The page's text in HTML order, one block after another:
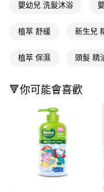
結帳頁面，進行簡訊認證並
３．收到繳費通知簡訊後14
購買商品的店家。未經商家
※ 交易是否成功請以「
是否繳費成功／繳費後需取
https://
【注意事項】
１．透過由恩沛科技股份有
易，需依本服務之必要範圍
權轉讓予恩沛科技股份有限
２．關於個人資料處理事宜
https://aftee.tw/terms/#terms3
３．未成年的使用者請事先
付款後全家取貨
每筆NT$65，滿NT$490(
付款後萊爾富取貨
7-11取貨付款
每筆NT$65，滿NT$490(
付款後7-11取貨
每筆NT$65，滿NT$490(
嬰幼兒 洗髮沐浴
植萃 舒緩 新生兒
植萃 保濕 頭髮 精
🔻你可能會喜歡